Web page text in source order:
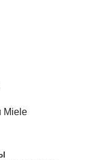
Miele